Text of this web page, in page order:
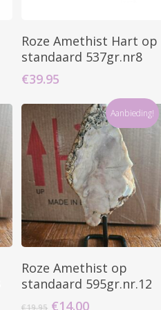
Toevoegen Aan
Winkelwagen
Roze Amethist Hart op
standaard 537gr.nr8
€39.95
Aanbieding!
Toevoegen Aan
Winkelwagen
Roze Amethist op
standaard 595gr.nr.12
Oorspronkelijke
€14.00Huidige